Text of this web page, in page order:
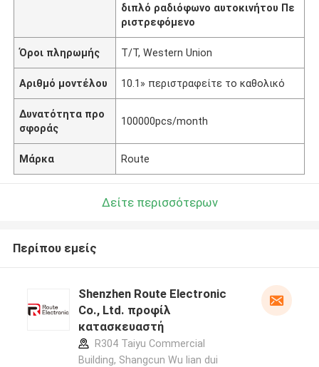
διπλό ραδιόφωνο αυτοκινήτου Πε
ριστρεφόμενο
Όροι πληρωμής T/T, Western Union
Αριθμό μοντέλου 10.1» περιστραφείτε το καθολικό
Δυνατότητα προ
σφοράς
100000pcs/month
Μάρκα Route
Δείτε περισσότερων
Περίπου εμείς
Shenzhen Route Electronic
Co., Ltd. προφίλ
κατασκευαστή
R304 Taiyu Commercial
Building, Shangcun Wu lian dui